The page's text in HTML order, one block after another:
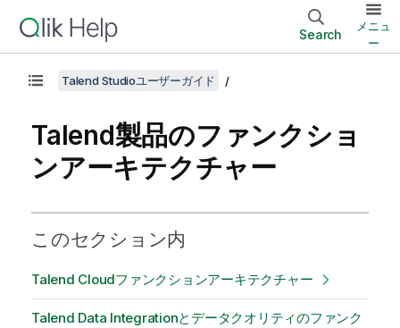
Search
メニュ
ー
Talend Studioユーザーガイド
Talend製品のファンクショ
ンアーキテクチャー
このセクション内
Talend Cloudファンクションアーキテクチャー
Talend Data Integrationとデータクオリティのファンク